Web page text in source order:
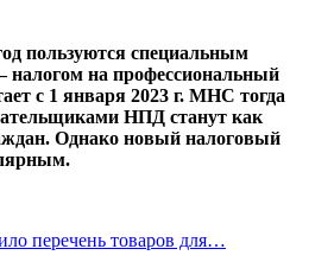
пользуются специальным
на профессиональный
с 1 января 2023 г. МНС тогда
НПД станут как
Однако новый налоговый
перечень товаров для…